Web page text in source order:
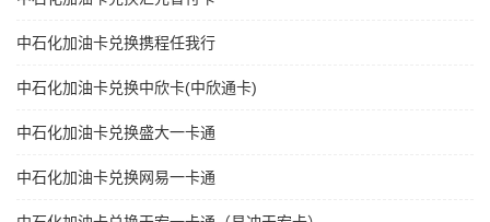
中石化加油卡兑换携程任我行
中石化加油卡兑换中欣卡(中欣通卡)
中石化加油卡兑换盛大一卡通
中石化加油卡兑换网易一卡通